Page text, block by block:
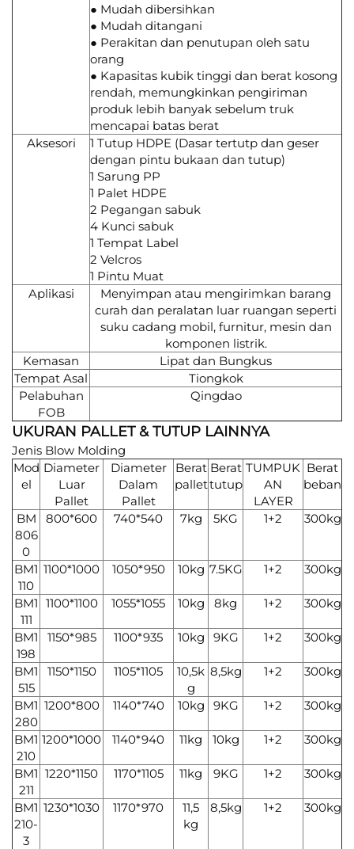
● Mudah dibersihkan
● Mudah ditangani
● Perakitan dan penutupan oleh satu
orang
● Kapasitas kubik tinggi dan berat kosong
rendah, memungkinkan pengiriman
produk lebih banyak sebelum truk
mencapai batas berat
Aksesori
1 Tutup HDPE (Dasar tertutp dan geser
dengan pintu bukaan dan tutup)
1 Sarung PP
1 Palet HDPE
2 Pegangan sabuk
4 Kunci sabuk
1 Tempat Label
2 Velcros
1 Pintu Muat
Aplikasi
Menyimpan atau mengirimkan barang
curah dan peralatan luar ruangan seperti
suku cadang mobil, furnitur, mesin dan
komponen listrik.
Kemasan
Lipat dan Bungkus
Tempat Asal
Tiongkok
Pelabuhan
FOB
Qingdao
UKURAN PALLET & TUTUP LAINNYA
Jenis Blow Molding
Mod
el
Diameter
Luar
Pallet
Diameter
Dalam
Pallet
Berat
pallet
Berat
tutup
TUMPUK
AN
LAYER
Berat
beban
BM
806
0
800*600 740*540 7kg 5KG 1+2 300kg
BM1
110
1100*1000 1050*950 10kg 7.5KG 1+2 300kg
BM1
111
1100*1100 1055*1055 10kg 8kg 1+2 300kg
BM1
198
1150*985 1100*935 10kg 9KG 1+2 300kg
BM1
515
1150*1150 1105*1105
10,5k
g
8,5kg 1+2 300kg
BM1
280
1200*800 1140*740 10kg 9KG 1+2 300kg
BM1
210
1200*1000 1140*940 11kg 10kg 1+2 300kg
BM1
211
1220*1150 1170*1105 11kg 9KG 1+2 300kg
BM1
210-
3
1230*1030 1170*970
11,5
kg
8,5kg 1+2 300kg